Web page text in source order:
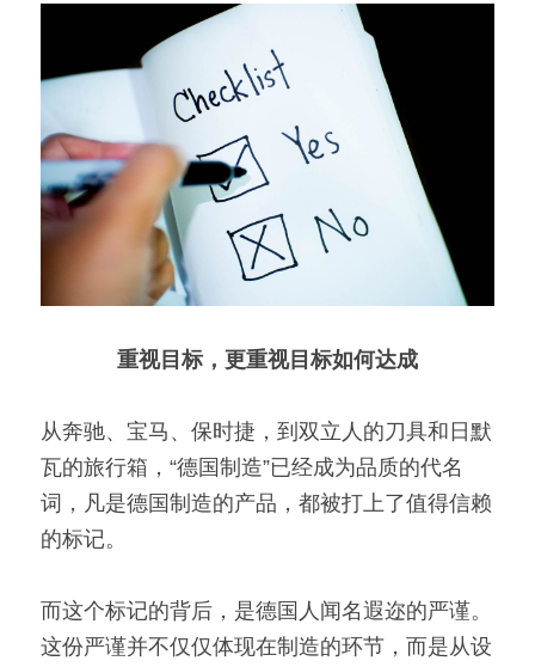
重视目标，更重视目标如何达成
从奔驰、宝马、保时捷，到双立人的刀具和日默
瓦的旅行箱，“德国制造”已经成为品质的代名
词，凡是德国制造的产品，都被打上了值得信赖
的标记。
而这个标记的背后，是德国人闻名遐迩的严谨。
这份严谨并不仅仅体现在制造的环节，而是从设